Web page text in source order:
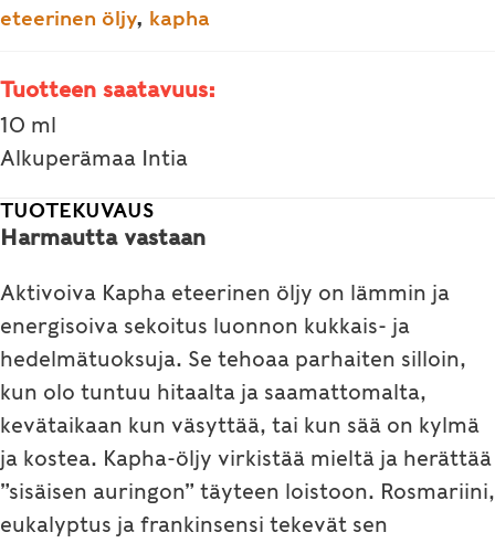
ml
määrä
eteerinen öljy, kapha
Tuotteen saatavuus:
10 ml
Alkuperämaa Intia
TUOTEKUVAUS
Harmautta vastaan
Aktivoiva Kapha eteerinen öljy on lämmin ja
energisoiva sekoitus luonnon kukkais- ja
hedelmätuoksuja. Se tehoaa parhaiten silloin,
kun olo tuntuu hitaalta ja saamattomalta,
kevätaikaan kun väsyttää, tai kun sää on kylmä
ja kostea. Kapha-öljy virkistää mieltä ja herättää
”sisäisen auringon” täyteen loistoon. Rosmariini,
eukalyptus ja frankinsensi tekevät sen